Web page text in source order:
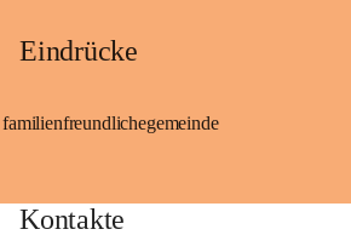
Eindrücke
familienfreundlichegemeinde
Kontakte